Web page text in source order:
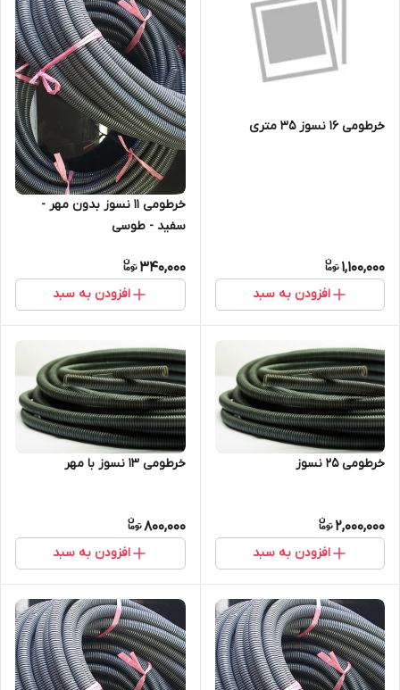
خرطومی 16 نسوز 35 متری
1,100,000
افزودن به سبد
خرطومی 11 نسوز بدون مهر -
سفید - طوسی
340,000
افزودن به سبد
خرطومی 25 نسوز
2,000,000
افزودن به سبد
خرطومی 13 نسوز با مهر
800,000
افزودن به سبد